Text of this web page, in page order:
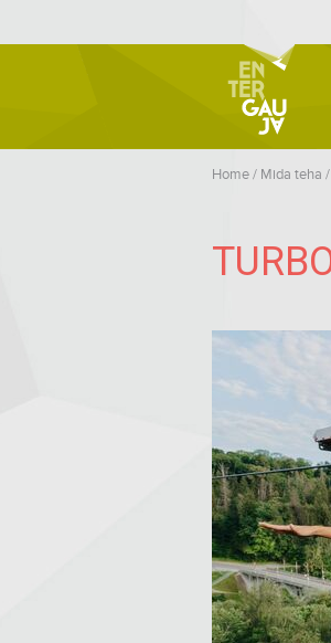
Home/ Mida teha /